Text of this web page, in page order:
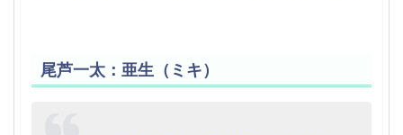
尾芦一太：亜生（ミキ）